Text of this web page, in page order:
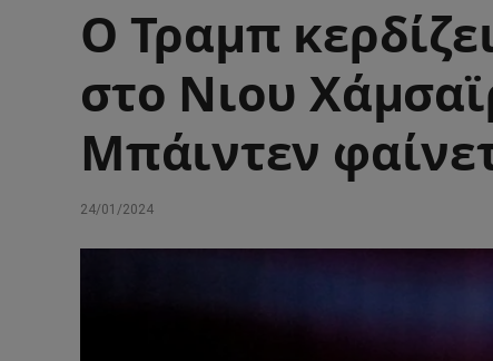
Ο Τραμπ
στο Νιου
Μπάιντεν
24/01/2024